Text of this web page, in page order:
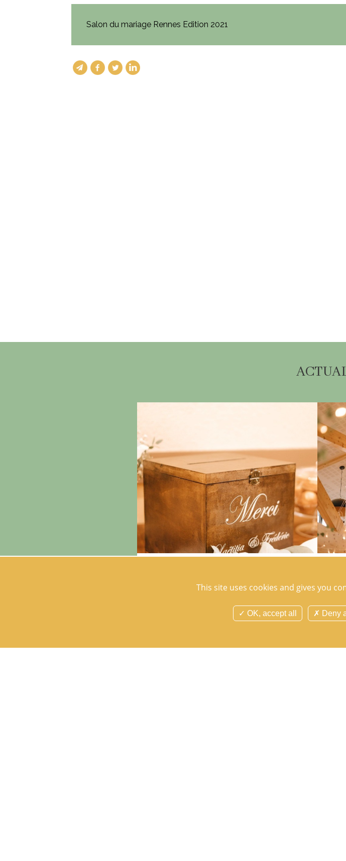
Salon du mariage Rennes Edition 2021
What budget should you plan for
a wedding in Brittany?
Planning the wedding of your dreams without
for
This site uses cookies and gives you
OK, accept all Deny